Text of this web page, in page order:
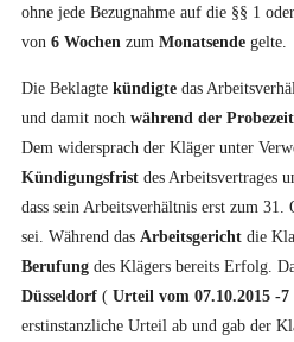
ohne jede Bezugnahme auf die §§ 1
von 6 Wochen zumMonatsende gelte.
Die Beklagtekündigte das
und damit nochwährend der Probezeit
Dem widersprach der Kläger unter
Kündigungsfrist des Arbeitsvertrages
dass sein Arbeitsverhältnis erst zum 31.
sei. Während dasArbeitsgericht die
Berufung des Klägers bereits Erfolg.
Düsseldorf (Urteil vom 07.10.2015 -7
erstinstanzliche Urteil ab und gab der